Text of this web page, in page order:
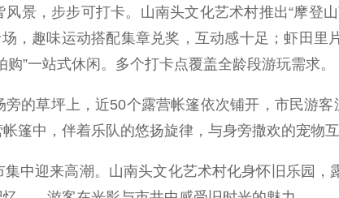
，步步可打卡。山南头文化艺术村推出“摩登山
，趣味运动搭配集章兑奖，互动感十足；虾田
”一站式休闲。多个打卡点覆盖全龄段游玩需求。
草坪上，近50个露营帐篷依次铺开，市民游客
篷中，伴着乐队的悠扬旋律，与身旁撒欢的宠物
迎来高潮。山南头文化艺术村化身怀旧乐园，